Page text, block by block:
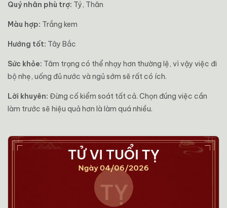
Quý nhân phù trợ: Tý, Thân
Màu hợp: Trắng kem
Hướng tốt: Tây Bắc
Sức khỏe: Tâm trạng có thể nhạy hơn thường lệ, vì vậy việc đi
bộ nhẹ, uống đủ nước và ngủ sớm sẽ rất có ích.
Lời khuyên: Đừng cố kiểm soát tất cả. Chọn đúng việc cần
làm trước sẽ hiệu quả hơn là làm quá nhiều.